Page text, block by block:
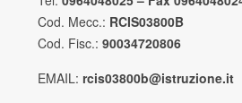
Cod. Mecc.: RCIS03800B
Cod. Fisc.: 90034720806
EMAIL: rcis03800b@istruzione.it